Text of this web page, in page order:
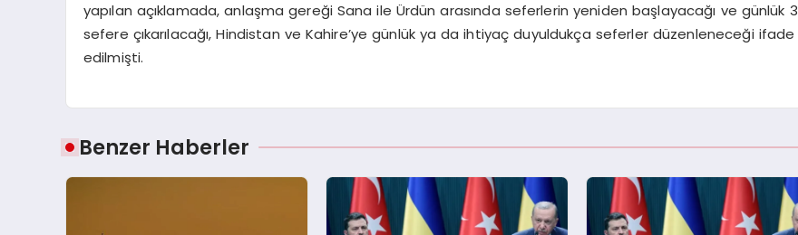
yapılan açıklamada, anlaşma gereği Sana ile Ürdün arasında seferlerin yeniden başlayacağı ve günlük 3
sefere çıkarılacağı, Hindistan ve Kahire’ye günlük ya da ihtiyaç duyuldukça seferler düzenleneceği ifade
edilmişti.
Benzer Haberler